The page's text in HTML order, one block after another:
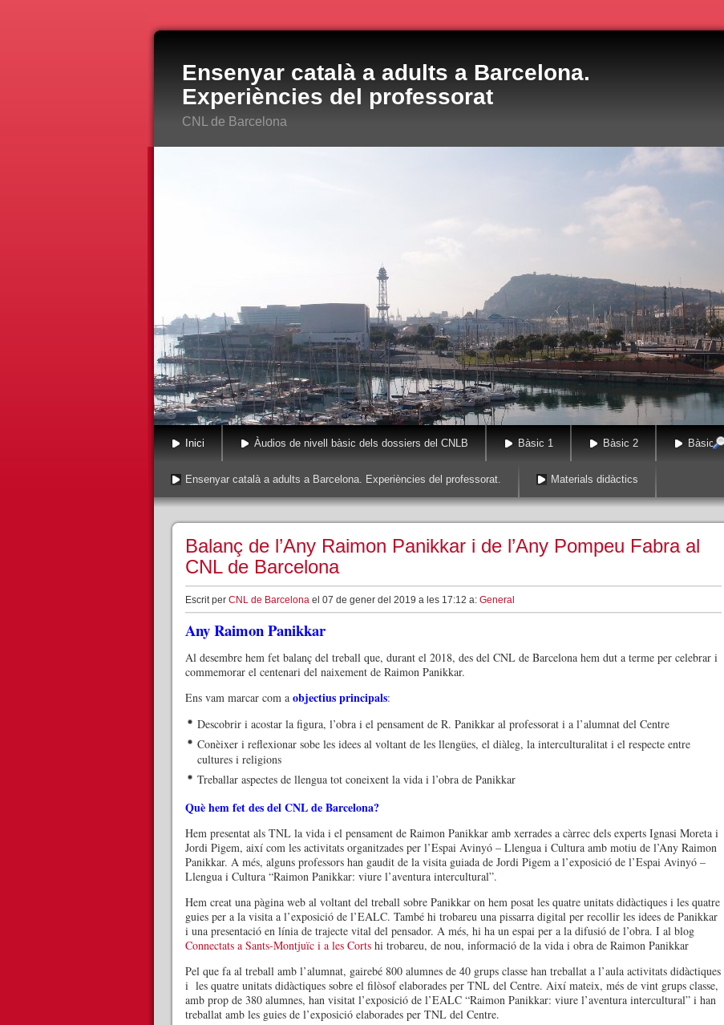
Ensenyar català a adults a Barcelona.
Experiències del professorat
CNL de Barcelona
Inici Àudios de nivell bàsic dels dossiers del CNLB Bàsic 1 Bàsic 2 Bàsic 3
Ensenyar català a adults a Barcelona. Experiències del professorat. Materials didàctics
Balanç de l’Any Raimon Panikkar i de l’Any Pompeu Fabra al
CNL de Barcelona
Escrit per CNL de Barcelona el 07 de gener del 2019 a les 17:12 a: General
Any Raimon Panikkar
Al desembre hem fet balanç del treball que, durant el 2018, des del CNL de Barcelona hem dut a terme per celebrar i
commemorar el centenari del naixement de Raimon Panikkar.
Ens vam marcar com a objectius principals:
Descobrir i acostar la figura, l’obra i el pensament de R. Panikkar al professorat i a l’alumnat del Centre
Conèixer i reflexionar sobe les idees al voltant de les llengües, el diàleg, la interculturalitat i el respecte entre
cultures i religions
Treballar aspectes de llengua tot coneixent la vida i l’obra de Panikkar
Què hem fet des del CNL de Barcelona?
Hem presentat als TNL la vida i el pensament de Raimon Panikkar amb xerrades a càrrec dels experts Ignasi Moreta i
Jordi Pigem, així com les activitats organitzades per l’Espai Avinyó – Llengua i Cultura amb motiu de l’Any Raimon
Panikkar. A més, alguns professors han gaudit de la visita guiada de Jordi Pigem a l’exposició de l’Espai Avinyó –
Llengua i Cultura “Raimon Panikkar: viure l’aventura intercultural”.
Hem creat una pàgina web al voltant del treball sobre Panikkar on hem posat les quatre unitats didàctiques i les quatre
guies per a la visita a l’exposició de l’EALC. També hi trobareu una pissarra digital per recollir les idees de Panikkar
i una presentació en línia de trajecte vital del pensador. A més, hi ha un espai per a la difusió de l’obra. I al blog
Connectats a Sants-Montjuïc i a les Corts hi trobareu, de nou, informació de la vida i obra de Raimon Panikkar
Pel que fa al treball amb l’alumnat, gairebé 800 alumnes de 40 grups classe han treballat a l’aula activitats didàctiques
i les quatre unitats didàctiques sobre el filòsof elaborades per TNL del Centre. Així mateix, més de vint grups classe,
amb prop de 380 alumnes, han visitat l’exposició de l’EALC “Raimon Panikkar: viure l’aventura intercultural” i han
treballat amb les guies de l’exposició elaborades per TNL del Centre.